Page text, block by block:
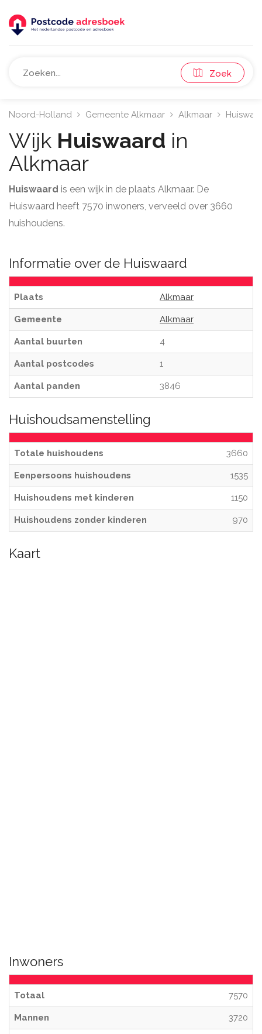
Zoek
Noord-Holland Gemeente Alkmaar Alkmaar
Wijk Huiswaard in
Alkmaar
Huiswaard is een wijk in de plaats Alkmaar. De
Huiswaard heeft 7570 inwoners, verveeld over 3660
huishoudens.
Informatie over de Huiswaard
Plaats Alkmaar
Gemeente Alkmaar
Aantal buurten 4
Aantal postcodes 1
Aantal panden 3846
Huishoudsamenstelling
Totale huishoudens 3660
Eenpersoons huishoudens 1535
Huishoudens met kinderen 1150
Huishoudens zonder kinderen 970
Kaart
Inwoners
Totaal 7570
Mannen 3720